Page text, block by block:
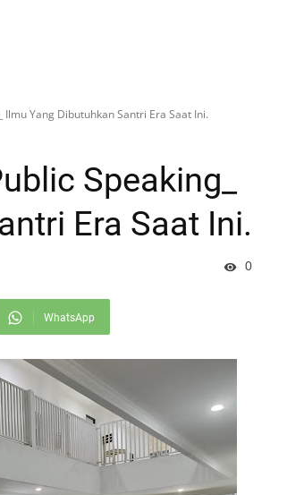
Ilmu Yang Dibutuhkan Santri Era Saat Ini.
Speaking_
Era Saat Ini.
0
WhatsApp